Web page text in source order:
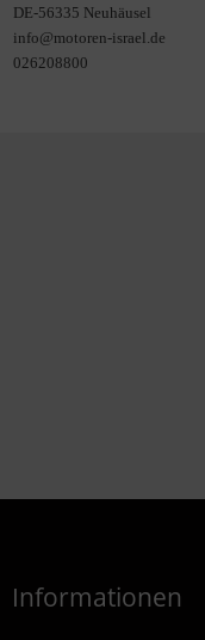
DE-56335 Neuhäusel
info@motoren-israel.de
026208800
Informationen